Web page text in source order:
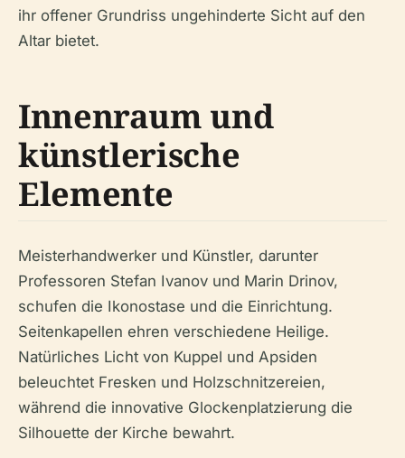
ihr offener Grundriss ungehinderte Sicht auf den
Altar bietet.
Innenraum und
künstlerische
Elemente
Meisterhandwerker und Künstler, darunter
Professoren Stefan Ivanov und Marin Drinov,
schufen die Ikonostase und die Einrichtung.
Seitenkapellen ehren verschiedene Heilige.
Natürliches Licht von Kuppel und Apsiden
beleuchtet Fresken und Holzschnitzereien,
während die innovative Glockenplatzierung die
Silhouette der Kirche bewahrt.